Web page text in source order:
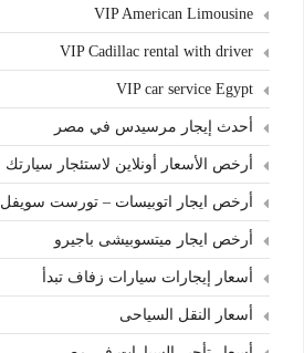
VIP American Limousine
VIP Cadillac rental with driver
VIP car service Egypt
أحدث إيجار مرسيدس في مصر
أرخص الأسعار أونلاين لاستئجار سيارتك
أرخص ايجار اتوبيسات – تورست سويفل
أرخص ايجار ميتسوبيشى باجيرو
أسعار إيجارات سيارات زفاف تبدأ
أسعار النقل السياحى